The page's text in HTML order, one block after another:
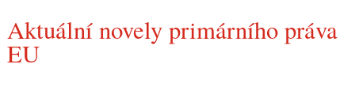
Aktuální novely primárního práva
EU